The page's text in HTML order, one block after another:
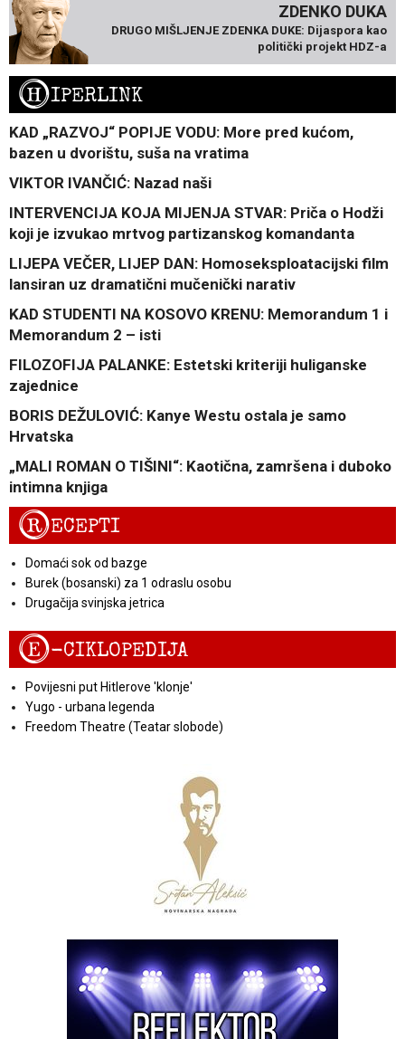
ZDENKO DUKA
DRUGO MIŠLJENJE ZDENKA DUKE: Dijaspora kao
politički projekt HDZ-a
HIPERLINK
KAD „RAZVOJ“ POPIJE VODU: More pred kućom,
bazen u dvorištu, suša na vratima
VIKTOR IVANČIĆ: Nazad naši
INTERVENCIJA KOJA MIJENJA STVAR: Priča o Hodži
koji je izvukao mrtvog partizanskog komandanta
LIJEPA VEČER, LIJEP DAN: Homoseksploatacijski film
lansiran uz dramatični mučenički narativ
KAD STUDENTI NA KOSOVO KRENU: Memorandum 1 i
Memorandum 2 – isti
FILOZOFIJA PALANKE: Estetski kriteriji huliganske
zajednice
BORIS DEŽULOVIĆ: Kanye Westu ostala je samo
Hrvatska
„MALI ROMAN O TIŠINI“: Kaotična, zamršena i duboko
intimna knjiga
RECEPTI
Domaći sok od bazge
Burek (bosanski) za 1 odraslu osobu
Drugačija svinjska jetrica
E-CIKLOPEDIJA
Povijesni put Hitlerove 'klonje'
Yugo - urbana legenda
Freedom Theatre (Teatar slobode)